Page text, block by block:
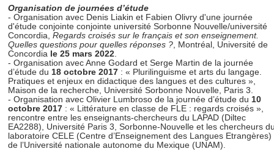
d'autres informations que vous leur avez fournies ou qu'ils
ont collectées lors de votre utilisation de leurs services.
Organisation de journées d’étude
- Organisation avec Denis Liakin et Fabien Olivry d'une journée
d'étude conjointe conjointe université Sorbonne Nouvelle/université
Concordia, Regards croisés sur le français et son enseignement.
Quelles questions pour quelles réponses ? , Montréal, Université de
Concordia le 25 mars 2022
- Organisation avec Anne Godard et Serge Martin de la journée
d’étude du 18 octobre 2017 : « Plurilinguisme et arts du langage.
Pratiques et enjeux en didactique des langues et des cultures »,
Maison de la recherche, Université Sorbonne Nouvelle, Paris 3.
- Organisation avec Olivier Lumbroso de la journée d’étude du 10
octobre 2017 : « Littérature en classe de FLE : regards croisés »,
rencontre entre les enseignants-chercheurs du LAPAD (Diltec
EA2288), Université Paris 3, Sorbonne-Nouvelle et les chercheurs
laboratoire CELE (Centre d’Enseignement des Langues Etrangères)
de l’Université nationale autonome du Mexique (UNAM).